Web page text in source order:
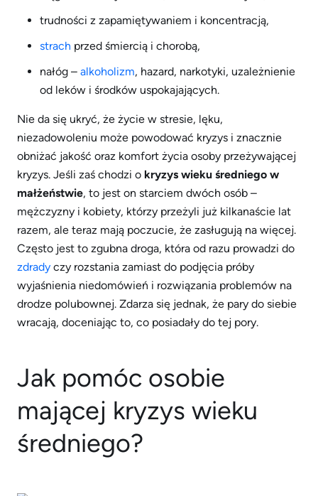
trudności z zapamiętywaniem i koncentracją,
strach przed śmiercią i chorobą,
nałóg – alkoholizm, hazard, narkotyki, uzależnienie
od leków i środków uspokajających.
Nie da się ukryć, że życie w stresie, lęku,
niezadowoleniu może powodować kryzys i znacznie
obniżać jakość oraz komfort życia osoby przeżywającej
kryzys. Jeśli zaś chodzi o kryzys wieku średniego w
małżeństwie, to jest on starciem dwóch osób –
mężczyzny i kobiety, którzy przeżyli już kilkanaście lat
razem, ale teraz mają poczucie, że zasługują na więcej.
Często jest to zgubna droga, która od razu prowadzi do
zdrady czy rozstania zamiast do podjęcia próby
wyjaśnienia niedomówień i rozwiązania problemów na
drodze polubownej. Zdarza się jednak, że pary do siebie
wracają, doceniając to, co posiadały do tej pory.
Jak pomóc osobie
mającej kryzys wieku
średniego?